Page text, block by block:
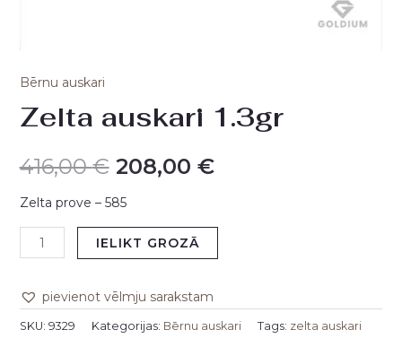
Bērnu auskari
Zelta auskari 1.3gr
416,00€ 208,00 €
Zelta prove – 585
IELIKT GROZĀ
pievienot vēlmju sarakstam
SKU: 9329 Kategorijas: Bērnu auskari Tags: zelta auskari